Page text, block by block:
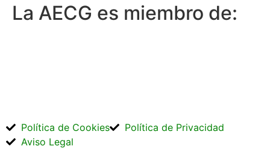
La AECG es miembro de:
Política de Cookies
Política de Privacidad
Aviso Legal